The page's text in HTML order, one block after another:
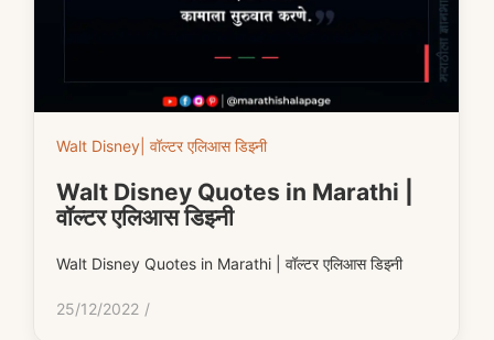
Walt Disney| वॉल्टर एलिआस डिझ्नी
Walt Disney Quotes in Marathi |
वॉल्टर एलिआस डिझ्नी
Walt Disney Quotes in Marathi | वॉल्टर एलिआस डिझ्नी
25/12/2022 /